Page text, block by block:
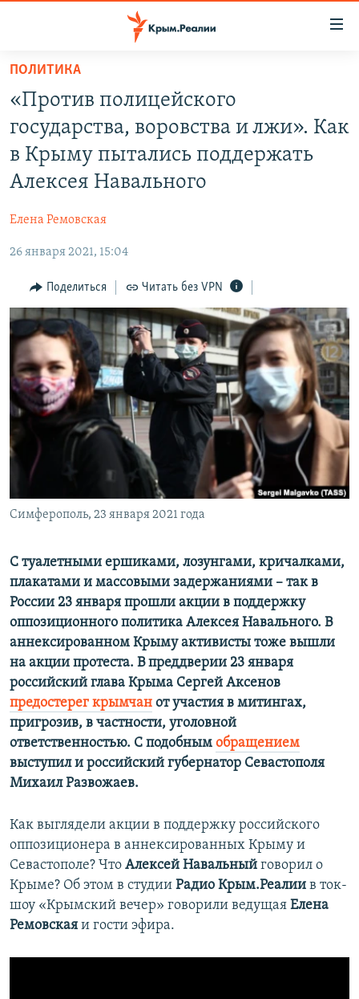
Вернуться
основному
содержанию
Вернутся
главной
Вернутся
СПЕЦПРОЕКТЫ
ГРУЗ 200
КАРТА ВОЕННЫХ ОБЪЕКТОВ КРЫМА
ВОДА
ИСТОРИЯ
ИНФОГРАФИКА
ТЕЛЕПРОЕКТ КРЫМ.РЕАЛИИ
СОВЕТЫ ПРАВОЗАЩИТНИКОВ
ПРОПАВШИЕ БЕЗ ВЕСТИ
ПОБЕДИТЕЛЕЙ НЕ СУДЯТ?
КРЫМ.НЕПОКОРЕННЫЙ
УКРАИНСКАЯ ПРОБЛЕМА КРЫМА
КАК ОБОЙТИ БЛОКИРОВКУ
Qırımtatar
ПРИСОЕДИНЯЙТЕСЬ!
Все сайты RFE/RL
ПОЛИТИКА
«Против полицейского
государства, воровства и лжи». Как
в Крыму пытались поддержать
Алексея Навального
Елена Ремовская
26 января 2021, 15:04
Поделиться Читать без VPN
Симферополь, 23 января 2021 года
С туалетными ершиками, лозунгами, кричалками,
плакатами и массовыми задержаниями – так в
России 23 января прошли акции в поддержку
оппозиционного политика Алексея Навального. В
аннексированном Крыму активисты тоже вышли
на акции протеста. В преддверии 23 января
российский глава Крыма Сергей Аксенов
предостерег крымчан от участия в митингах,
пригрозив, в частности, уголовной
ответственностью. С подобным обращением
выступил и российский губернатор Севастополя
Михаил Развожаев.
Как выглядели акции в поддержку российского
оппозиционера в аннексированных Крыму и
Севастополе? Что Алексей Навальный говорил о
Крыме? Об этом в студии Радио Крым.Реалии в ток-
шоу «Крымский вечер» говорили ведущая Елена
Ремовская и гости эфира.